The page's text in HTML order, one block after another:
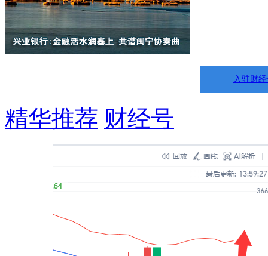
入驻财
精华推荐 财经号